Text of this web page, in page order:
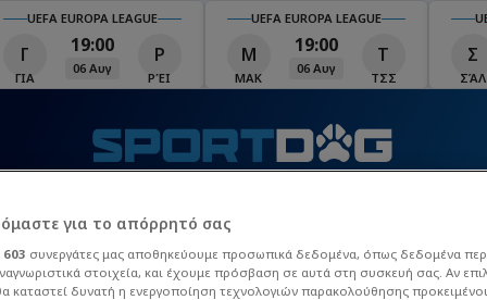
UEFA EUROPA LEAGUE
Γ
ΓΙΑ
19:00
06 Αυγ
Ρ
ΡΈΙ
UEFA EUROPA LEAGUE
Μ
ΜΑΚ
19:00
06 Αυγ
Τ
ΤΣΣ
Σ
ΣΆΛ
MATCHZONE
La Liga Champions League Europa
για το απόρρητό σας
603 συνεργάτες μας αποθηκεύουμε προσωπικά δεδομένα, όπως δεδομένα
στοιχεία, και έχουμε πρόσβαση σε αυτά στη συσκευή σας. Αν
καταστεί δυνατή η ενεργοποίηση τεχνολογιών παρακολούθησης